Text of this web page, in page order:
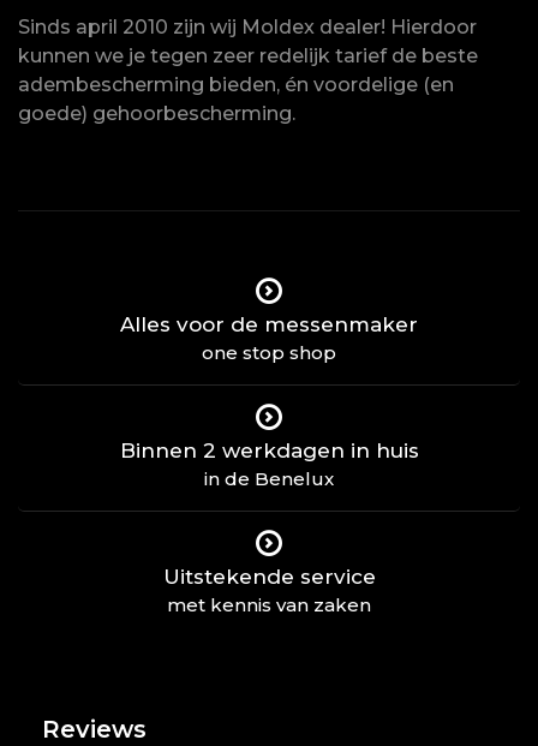
Sinds april 2010 zijn wij Moldex dealer! Hierdoor
kunnen we je tegen zeer redelijk tarief de beste
adembescherming bieden, én voordelige (en
goede) gehoorbescherming.
Alles voor de messenmaker
one stop shop
Binnen 2 werkdagen in huis
in de Benelux
Uitstekende service
met kennis van zaken
Reviews